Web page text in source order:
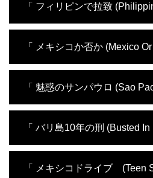
う恋人がいた。
ことを証明しよ
ネズエラの首都
ところが彼はカ
だ。2年半後、
「 フィリピンで拉致
活動に捧げるた
た。しかし到着
派グループに拉
助かる道はただ
「 メキシコか否か (Mexico Or
と冒険を求めて
者相手にマリフ
な取り引きを企
れ、足に銃弾を
女装して逃走を
「 魅惑のサンパウロ (Sao
んでいた。金には不自由していなか
コカインを密輸すれば5万ドル儲かる
親が雇った腕利きの弁護士のおかげ
「 バリ島10年の刑 (Busted In
向かった。楽しい休暇になるはずだ
「 メキシコドライブ (Teen